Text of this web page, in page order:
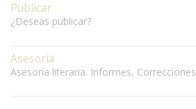
Publicar
¿Deseas publicar?
Asesoría
Asesoría literaria. Informes, Correcciones